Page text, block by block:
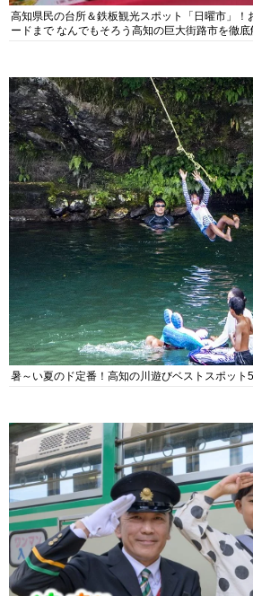
高知県民の台所＆鉄板観光スポット「日曜市」！
ードまで なんでもそろう高知の巨大街路市を徹底
暑～い夏のド定番！高知の川遊びベストスポット